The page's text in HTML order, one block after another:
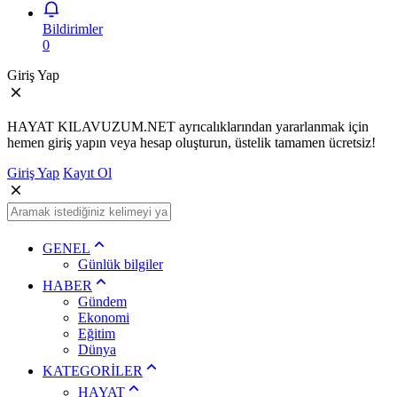
Bildirimler
0
Giriş Yap
HAYAT KILAVUZUM.NET ayrıcalıklarından yararlanmak için
hemen giriş yapın veya hesap oluşturun, üstelik tamamen ücretsiz!
Giriş Yap Kayıt Ol
GENEL
Günlük bilgiler
HABER
Gündem
Ekonomi
Eğitim
Dünya
KATEGORİLER
HAYAT